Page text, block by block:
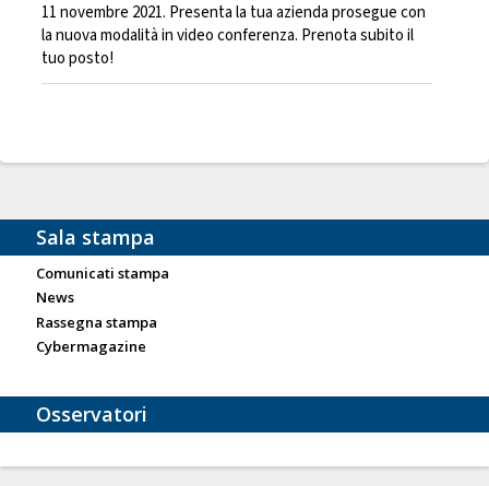
11 novembre 2021. Presenta la tua azienda prosegue con
la nuova modalità in video conferenza. Prenota subito il
tuo posto!
Sala stampa
Comunicati stampa
News
Rassegna stampa
Cybermagazine
Osservatori